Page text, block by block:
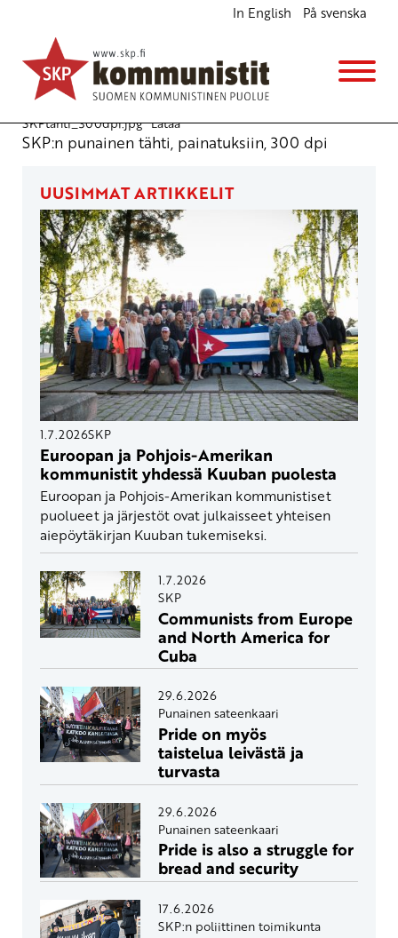
In English På svenska
SKP:n tähti
Julkiset materiaalit
7.2.2011 - 13:23
SKPtahti_300dpi.jpg Lataa
SKP:n punainen tähti, painatuksiin, 300 dpi
UUSIMMAT ARTIKKELIT
1.7.2026SKP
Euroopan ja Pohjois-Amerikan
kommunistit yhdessä Kuuban puolesta
Euroopan ja Pohjois-Amerikan kommunistiset
puolueet ja järjestöt ovat julkaisseet yhteisen
aiepöytäkirjan Kuuban tukemiseksi.
1.7.2026
SKP
Communists from Europe
and North America for
Cuba
29.6.2026
Punainen sateenkaari
Pride on myös
taistelua leivästä ja
turvasta
29.6.2026
Punainen sateenkaari
Pride is also a struggle for
bread and security
17.6.2026
SKP:n poliittinen toimikunta